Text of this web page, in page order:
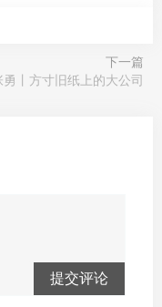
下一篇
勇丨方寸旧纸上的大公司
提交评论